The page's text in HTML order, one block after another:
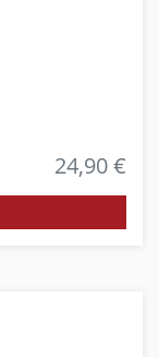
24,90 €